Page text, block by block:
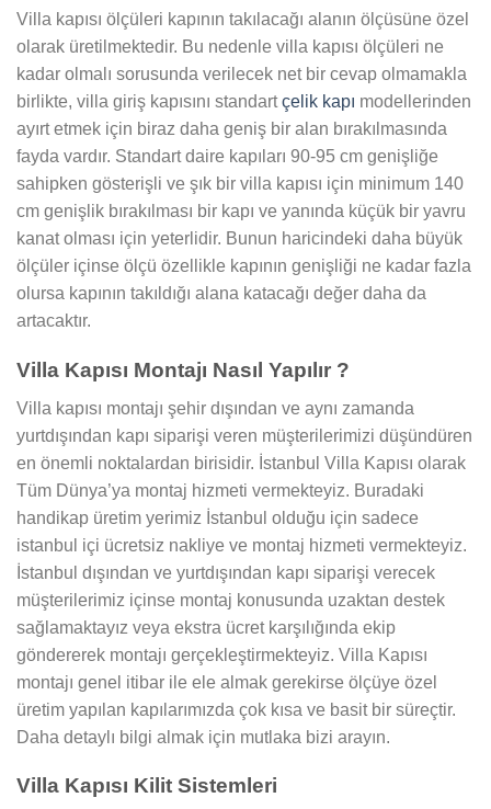
Villa kapısı ölçüleri kapının takılacağı alanın ölçüsüne özel
olarak üretilmektedir. Bu nedenle villa kapısı ölçüleri ne
kadar olmalı sorusunda verilecek net bir cevap olmamakla
birlikte, villa giriş kapısını standartçelik kapı modellerinden
ayırt etmek için biraz daha geniş bir alan bırakılmasında
fayda vardır. Standart daire kapıları 90-95 cm genişliğe
sahipken gösterişli ve şık bir villa kapısı için minimum 140
cm genişlik bırakılması bir kapı ve yanında küçük bir yavru
kanat olması için yeterlidir. Bunun haricindeki daha büyük
ölçüler içinse ölçü özellikle kapının genişliği ne kadar fazla
olursa kapının takıldığı alana katacağı değer daha da
artacaktır.
Villa Kapısı Montajı Nasıl Yapılır ?
Villa kapısı montajı şehir dışından ve aynı zamanda
yurtdışından kapı siparişi veren müşterilerimizi düşündüren
en önemli noktalardan birisidir. İstanbul Villa Kapısı olarak
Tüm Dünya’ya montaj hizmeti vermekteyiz. Buradaki
handikap üretim yerimiz İstanbul olduğu için sadece
istanbul içi ücretsiz nakliye ve montaj hizmeti vermekteyiz.
İstanbul dışından ve yurtdışından kapı siparişi verecek
müşterilerimiz içinse montaj konusunda uzaktan destek
sağlamaktayız veya ekstra ücret karşılığında ekip
göndererek montajı gerçekleştirmekteyiz. Villa Kapısı
montajı genel itibar ile ele almak gerekirse ölçüye özel
üretim yapılan kapılarımızda çok kısa ve basit bir süreçtir.
Daha detaylı bilgi almak için mutlaka bizi arayın.
Villa Kapısı Kilit Sistemleri